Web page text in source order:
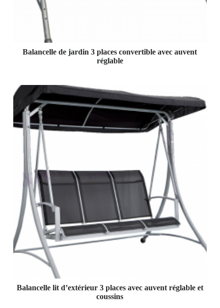
Balancelle de jardin 3 places convertible avec auvent
réglable
Balancelle lit d’extérieur 3 places avec auvent réglable et
coussins